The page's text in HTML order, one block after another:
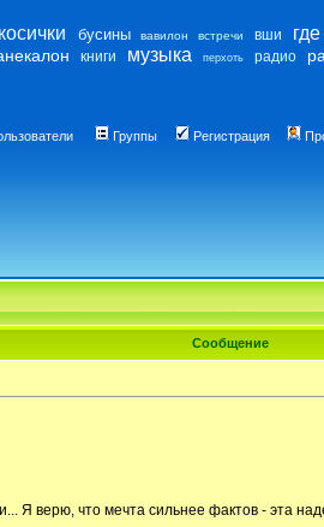
бусины вавилон встречи вши
книги музыка перхоть радио
Группы Регистрация
Сообщение
Я верю, что мечта сильнее фактов - эта